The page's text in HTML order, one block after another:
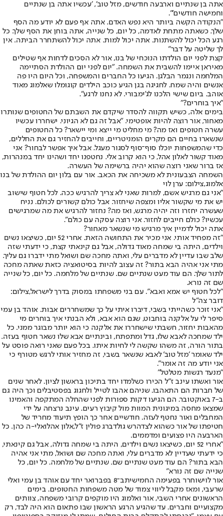
אתה בן שנתיים וארבעה חודשים, מזל טוב', 'עכשיו אתה בן שנתיים
וחמישה חודשים'".
"הנקודה הקשה ביותר היא נפש האדם. אתה אף פעם לא יודע מה הסף
שלך. כשאתה מתחת לאדמה, כל יום, כל שנייה, אתה בוחן את הסף שלך. כל
רגע הכל יכול להשתנות. אתה יכול למות. אתה יכול להשתחרר הביתה. אין
לך שליטה על דבר"
קצת לפני יום הולדתו הנוכחי של בנו, אור לא הסכים לדחות אף שטילים
מאיראן איימו להשבית את השמחה. "יום לפני יום ההולדת הסתיימה
המלחמה ונגמר הבלגן. הגיעו כל החברים והמשפחה, וכל היום היו פה
אנשים והיה שמח. לחגיגה בגן הגיע כוכב הילדים קוגומלו שאלמוג מאוד
אוהב. ביום שישי הלכנו לג'ימבורי. לא נחנו לרגע".
"איך בוחרים?"
בימים אלה, כשיש תקווה להסדר שיקדם את השבתם של החטופים שנותרו
מאחור, אור רוצה להיות אופטימי. "אבל זה גם לא הגיוני. ישחררו עכשיו
עשרה חטופים ואז מה? מי מחליט מי ייצא ומי יישאר? כל החטופים
שנשארו בחיים הם מקרים הומניטריים, וחייבים להחזיר גם את החללים,
כדי שהמשפחות יוכלו סוף־סוף לסגור מעגל. אבל איך אפשר לבחור? אני
מאוד קשור לאלון אהל, כי הוא קרוב אלי. נחטפנו יחד ושהינו יחד במנהרות,
אז ברור שאני רוצה שהוא יהיה ברשימה של העשרה.
השמחה הצבעונית לא משכיחה את הכאב. אור עם בלון יום ההולדת של בנו
אלמוג,צילום: ערן לוי
"אני גם מרגיש אשם, למרות שאני לא צריך להרגיש ככה. לכל חטוף שישוב
יש את מי שקשור אליו ומצפה שיחזור. אבל כולם קשורים לכולם. נניח
שעשרה יחזרו וזה יהיה מרגש, ואז מה? נחזור להרגיש את מה שמרגישים
עכשיו? כולם חייבים לחזור. אני רוצה עסקה עם כולם".
אתה יכול לדמיין איך מרגיש מי שנשאר מאחור?
"זה מפחיד אותי. אני מכיר את התחושה הזאת. אחרי 52 יום, כשיצאו נשים
וילדים, היתה בי שמחה מאוד גדולה, אבל גם קינאתי קצת, כי ידעתי שזה
שלב שבו עדיין לא מדברים עלי, ואתה מחכה שם ושואל מתי ידברו גם עליך.
מתי אני אהיה הבא בתור? זה עצוב להיות בסיטואציה כזאת שאתה מחכה
לתור שלך. הם עוד מעט שנתיים שם. שנתיים של מלחמה. כל יום, כל שנייה
שם זה נורא.
"לכל חטוף יש אמא ואבא". עם בני משפחתו במסוק בדרך לישראל,צילום:
דובר צה"ל
"אני זוכר כשהייתי בשבי, דיברו איתי על כך שמשחררים אבות. אוהד בן עמי
סיפר לי על אלקנה בוחבוט, שגם הוא אבא, ולא הבנתי איך בוחרים מי
מהאבות יחזור, חשבתי שישחררו את אלקנה כי הוא יותר מבוגר ממני. כל
ילד שמחכה לאבא שלו, גדל ומתפתח, ובינתיים אבא שלו נשאר חטוף בעזה.
בתור הורה, זה משהו שקשה לי לחיות איתו. בכל פעם שאני רואה פוסט על
ילד שאומר 'מזל טוב' לאבא שנשאר בשבי, זה מחזיר אותי לרגש מטורף כי
אני יודע מה זה אומר".
"מנעד רגשות מטלטל"
אור ואשתו עינב ז"ל הכירו כשלמדו יחד בתיכון בראשון לציון. לאחר שנים
של חברות הם התאהבו. שניהם אהבו לטייל ולחגוג בפסטיבלים וכך היה גם
ב-7 באוקטובר. הם הגיעו דקות ספורות לפני שהחלה המתקפה והאמינו
שמצאו מחסה במיגונית המוות מול קיבוץ רעים. עינב נרצחה על ידי
המחבלים ואור נחטף לעזה. חודשיים אחר כך הופץ תיעוד מחריד של
חטיפתו של אור כשהוא לצדהרש גולדברג פולין ז"ל,אלון אהלואלי-ה כהן. כל
הארבעה היו פצועים ומדממים.
"אחרי 52 יום, כשיצאו נשים וילדים, היתה בי שמחה גדולה, אבל גם קינאתי,
כי ידעתי שעדיין לא מדברים עלי, ואתה מחכה שם ושואל, מתי אני אהיה
הבא בתור? הם עוד מעט שנתיים שם. שנתיים של מלחמה. כל יום, כל
שנייה שם זה נורא"
אור לוישוחרר בפעימה החמישית
ב־8 בפברואר יחד עם אוהד בן עמי ואלי
שרעבי, ומאז מקבל ליווי צמוד של מטה משפחות החטופים. בימים
הראשונים אחרי השבי, אור ואלמוג היו מוקפים קרובי משפחה, צוותים
מקצועיים וחברים. עד שהגיע הרגע הראשון שבו פתאום הוא היה לבד, רק